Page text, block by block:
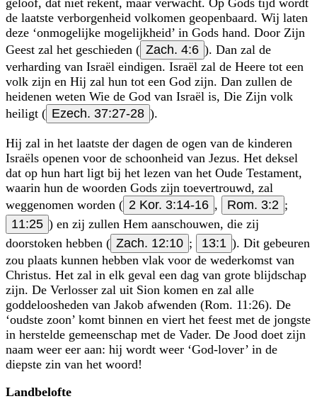
de laatste verborgen­heid volkomen geopenbaard. Wij laten
deze ‘onmogelijke mogelijkheid’ in Gods hand. Door Zijn
Geest zal het geschieden ( Zach. 4:6 ). Dan zal de
verharding van Israël eindigen. Israël zal de Heere tot een
volk zijn en Hij zal hun tot een God zijn. Dan zullen de
heidenen weten Wie de God van Israël is, Die Zijn volk
heiligt ( Ezech. 37:27-28 ).
Hij zal in het laatste der dagen de ogen van de kinderen
Israëls openen voor de schoonheid van Jezus. Het deksel
dat op hun hart ligt bij het lezen van het Oude Testament,
waarin hun de woorden Gods zijn toevertrouwd, zal
weggenomen worden ( 2 Kor. 3:14-16 , Rom. 3:2 ;
11:25 ) en zij zullen Hem aanschouwen, die zij
doorstoken hebben ( Zach. 12:10 ; 13:1 ). Dit gebeuren
zou plaats kunnen hebben vlak voor de wederkomst van
Christus. Het zal in elk geval een dag van grote blijdschap
zijn. De Verlosser zal uit Sion komen en zal alle
goddeloosheden van Jakob afwenden (Rom. 11:26). De
‘oudste zoon’ komt binnen en viert het feest met de jongste
in herstelde gemeenschap met de Vader. De Jood doet zijn
naam weer eer aan: hij wordt weer ‘God-lover’ in de
diepste zin van het woord!
Landbelofte